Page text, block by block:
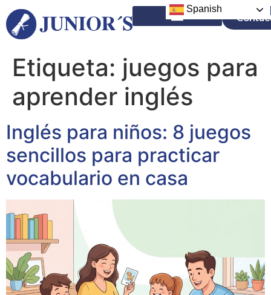
Etiqueta: juegos para
aprender inglés
Inglés para niños: 8 juegos
sencillos para practicar
vocabulario en casa
Spanish